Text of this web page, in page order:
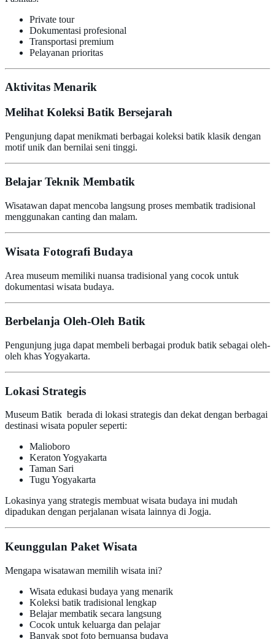
Private tour
Dokumentasi profesional
Transportasi premium
Pelayanan prioritas
Aktivitas Menarik
Melihat Koleksi Batik Bersejarah
Pengunjung dapat menikmati berbagai koleksi batik klasik dengan
motif unik dan bernilai seni tinggi.
Belajar Teknik Membatik
Wisatawan dapat mencoba langsung proses membatik tradisional
menggunakan canting dan malam.
Wisata Fotografi Budaya
Area museum memiliki nuansa tradisional yang cocok untuk
dokumentasi wisata budaya.
Berbelanja Oleh-Oleh Batik
Pengunjung juga dapat membeli berbagai produk batik sebagai oleh-
oleh khas Yogyakarta.
Lokasi Strategis
Museum Batik berada di lokasi strategis dan dekat dengan berbagai
destinasi wisata populer seperti:
Malioboro
Keraton Yogyakarta
Taman Sari
Tugu Yogyakarta
Lokasinya yang strategis membuat wisata budaya ini mudah
dipadukan dengan perjalanan wisata lainnya di Jogja.
Keunggulan Paket Wisata
Mengapa wisatawan memilih wisata ini?
Wisata edukasi budaya yang menarik
Koleksi batik tradisional lengkap
Belajar membatik secara langsung
Cocok untuk keluarga dan pelajar
Banyak spot foto bernuansa budaya